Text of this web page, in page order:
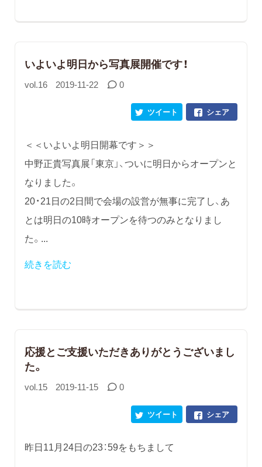
いよいよ明日から写真展開催です！
vol.16 2019-11-22 0
シェア
ツイート
＜＜いよいよ明日開幕です＞＞
中野正貴写真展「東京」、ついに明日からオープンと
なりました。
20・21日の2日間で会場の設営が無事に完了し、あ
とは明日の10時オープンを待つのみとなりまし
た。...
続きを読む
応援とご支援いただきありがとうございまし
た。
vol.15 2019-11-15 0
シェア
ツイート
昨日11月24日の23：59をもちまして